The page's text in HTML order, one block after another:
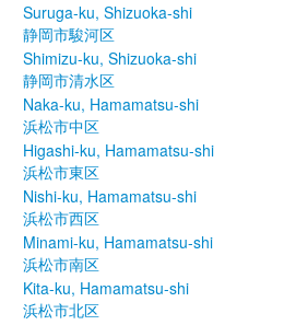
Suruga-ku, Shizuoka-shi
静岡市駿河区
Shimizu-ku, Shizuoka-shi
静岡市清水区
Naka-ku, Hamamatsu-shi
浜松市中区
Higashi-ku, Hamamatsu-shi
浜松市東区
Nishi-ku, Hamamatsu-shi
浜松市西区
Minami-ku, Hamamatsu-shi
浜松市南区
Kita-ku, Hamamatsu-shi
浜松市北区